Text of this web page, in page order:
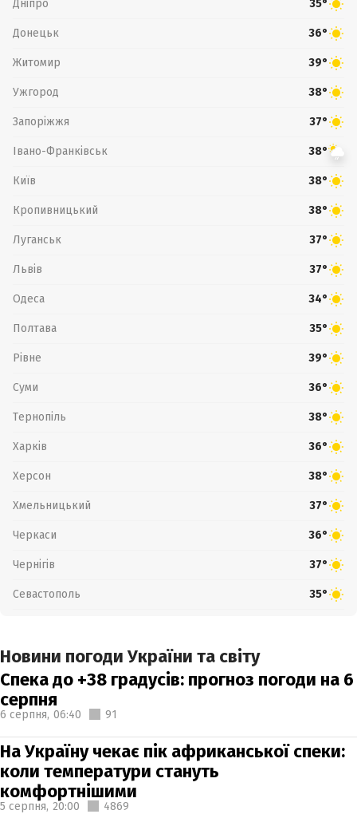
Дніпро 35°
Донецьк 36°
Житомир 39°
Ужгород 38°
Запоріжжя 37°
Івано-Франківськ 38°
Київ 38°
Кропивницький 38°
Луганськ 37°
Львів 37°
Одеса 34°
Полтава 35°
Рівне 39°
Суми 36°
Тернопіль 38°
Харків 36°
Херсон 38°
Хмельницький 37°
Черкаси 36°
Чернігів 37°
Севастополь 35°
Новини погоди України та світу
Спека до +38 градусів: прогноз погоди на 6
серпня
6 серпня, 06:40 91
На Україну чекає пік африканської спеки:
коли температури стануть
комфортнішими
5 серпня, 20:00 4869